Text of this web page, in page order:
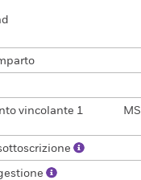
vincolante 1